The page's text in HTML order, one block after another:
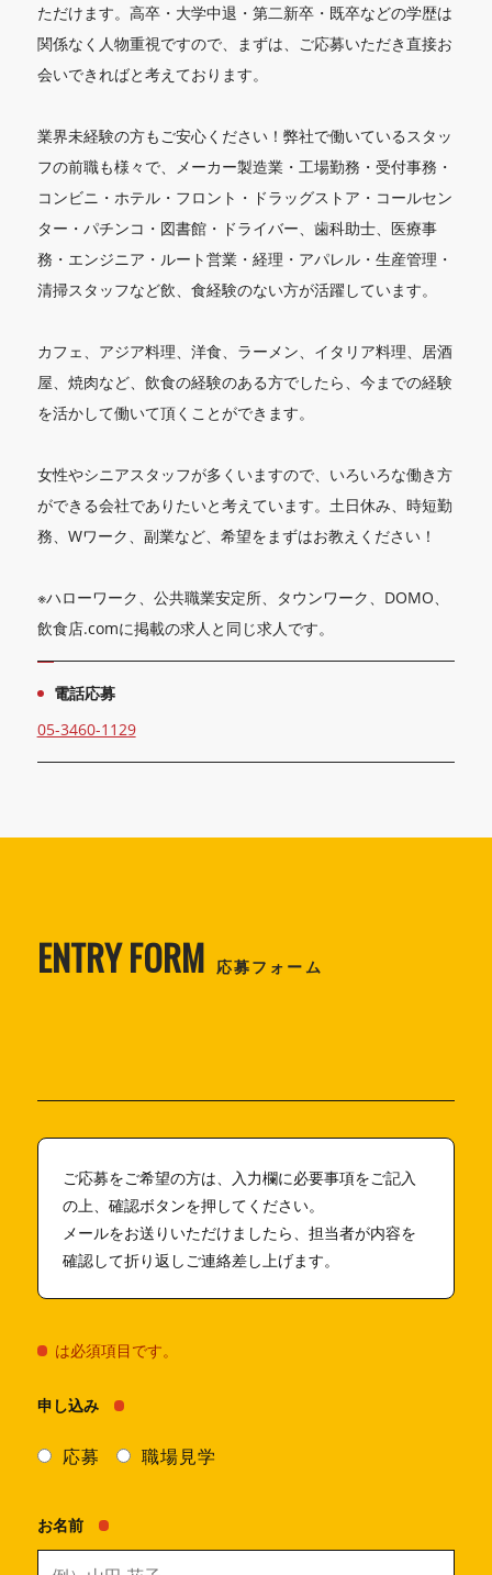
ただけます。高卒・大学中退・第二新卒・既卒などの学歴は
関係なく人物重視ですので、まずは、ご応募いただき直接お
会いできればと考えております。
業界未経験の方もご安心ください！弊社で働いているスタッ
フの前職も様々で、メーカー製造業・工場勤務・受付事務・
コンビニ・ホテル・フロント・ドラッグストア・コールセン
ター・パチンコ・図書館・ドライバー、歯科助士、医療事
務・エンジニア・ルート営業・経理・アパレル・生産管理・
清掃スタッフなど飲、食経験のない方が活躍しています。
カフェ、アジア料理、洋食、ラーメン、イタリア料理、居酒
屋、焼肉など、飲食の経験のある方でしたら、今までの経験
を活かして働いて頂くことができます。
女性やシニアスタッフが多くいますので、いろいろな働き方
ができる会社でありたいと考えています。土日休み、時短勤
務、Wワーク、副業など、希望をまずはお教えください！
※ハローワーク、公共職業安定所、タウンワーク、DOMO、
飲食店.comに掲載の求人と同じ求人です。
電話応募
05-3460-1129
ENTRY FORM 応募フォーム
ご応募をご希望の方は、入力欄に必要事項をご記入
の上、確認ボタンを押してください。
メールをお送りいただけましたら、担当者が内容を
確認して折り返しご連絡差し上げます。
は必須項目です。
申し込み
応募 職場見学
お名前